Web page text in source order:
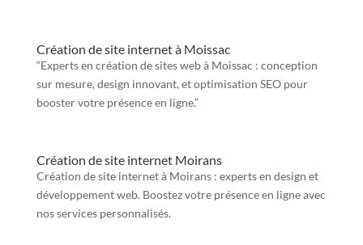
Création de site internet à Moissac
“Experts en création de sites web à Moissac : conception
sur mesure, design innovant, et optimisation SEO pour
booster votre présence en ligne.”
Création de site internet Moirans
Création de site internet à Moirans : experts en design et
développement web. Boostez votre présence en ligne avec
nos services personnalisés.